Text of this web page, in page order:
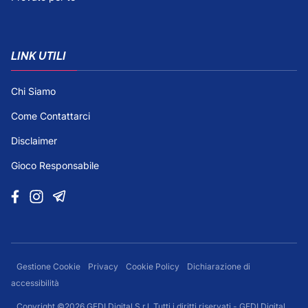
LINK UTILI
Chi Siamo
Come Contattarci
Disclaimer
Gioco Responsabile
Gestione Cookie Privacy Cookie Policy
Dichiarazione di
accessibilità